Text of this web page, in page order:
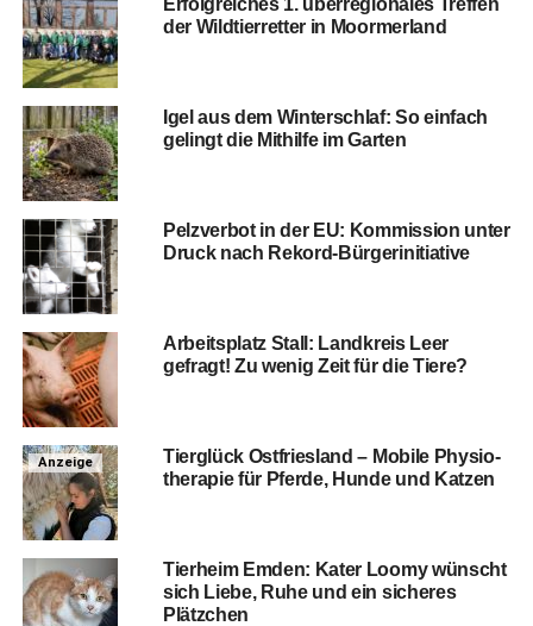
der Wild­tier­ret­ter in Moormerland
Igel aus dem Win­ter­schlaf: So ein­fach
gelingt die Mit­hil­fe im Garten
Pelz­ver­bot in der EU: Kom­mis­si­on unter
Druck nach Rekord-Bürgerinitiative
Arbeits­platz Stall: Land­kreis Leer
gefragt! Zu wenig Zeit für die Tiere?
Anzeige
Tier­glück Ost­fries­land – Mobi­le Phy­sio­
the­ra­pie für Pfer­de, Hun­de und Katzen
Tier­heim Emden: Kater Loo­my wünscht
sich Lie­be, Ruhe und ein siche­res
Plätzchen